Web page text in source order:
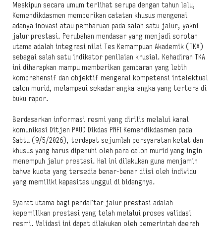
Meskipun secara umum terlihat serupa dengan tahun lalu,
Kemendikdasmen memberikan catatan khusus mengenai
adanya inovasi atau pembaruan pada salah satu jalur, yakni
jalur prestasi. Perubahan mendasar yang menjadi sorotan
utama adalah integrasi nilai Tes Kemampuan Akademik (TKA)
sebagai salah satu indikator penilaian krusial. Kehadiran TKA
ini diharapkan mampu memberikan gambaran yang lebih
komprehensif dan objektif mengenai kompetensi intelektual
calon murid, melampaui sekadar angka-angka yang tertera di
buku rapor.
Berdasarkan informasi resmi yang dirilis melalui kanal
komunikasi Ditjen PAUD Dikdas PNFI Kemendikdasmen pada
Sabtu (9/5/2026), terdapat sejumlah persyaratan ketat dan
khusus yang harus dipenuhi oleh para calon murid yang ingin
menempuh jalur prestasi. Hal ini dilakukan guna menjamin
bahwa kuota yang tersedia benar-benar diisi oleh individu
yang memiliki kapasitas unggul di bidangnya.
Syarat utama bagi pendaftar jalur prestasi adalah
kepemilikan prestasi yang telah melalui proses validasi
resmi. Validasi ini dapat dilakukan oleh pemerintah daerah